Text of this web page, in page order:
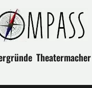
Theatermacher